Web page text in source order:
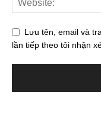
Lưu tên, email và
lần tiếp theo tôi nhận